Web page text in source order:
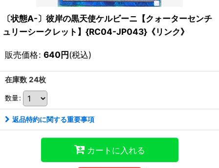
〔状態A-〕彼岸の黒天使ケルビーニ【クォーターセンチ
ュリーシークレット】{RC04-JP043}《リンク》
販売価格: 640円(税込)
在庫数 24枚
数量:
返品特約に関する重要事項
カートに入れる